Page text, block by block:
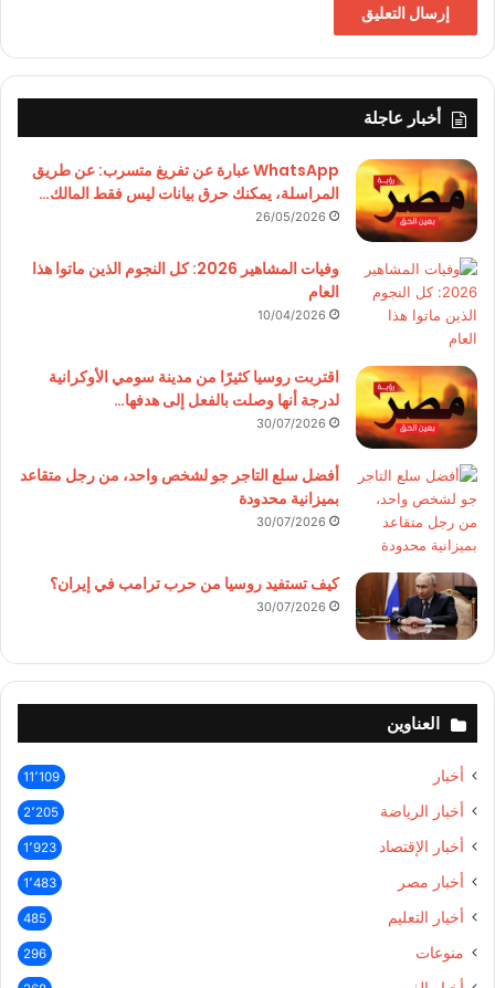
أخبار عاجلة
WhatsApp عبارة عن تفريغ متسرب: عن طريق
المراسلة، يمكنك حرق بيانات ليس فقط المالك…
26/05/2026
وفيات المشاهير 2026: كل النجوم الذين ماتوا هذا
العام
10/04/2026
اقتربت روسيا كثيرًا من مدينة سومي الأوكرانية
لدرجة أنها وصلت بالفعل إلى هدفها…
30/07/2026
أفضل سلع التاجر جو لشخص واحد، من رجل متقاعد
بميزانية محدودة
30/07/2026
كيف تستفيد روسيا من حرب ترامب في إيران؟
30/07/2026
العناوين
أخبار 11٬109
أخبار الرياضة 2٬205
أخبار الإقتصاد 1٬923
أخبار مصر 1٬483
أخبار التعليم 485
منوعات 296